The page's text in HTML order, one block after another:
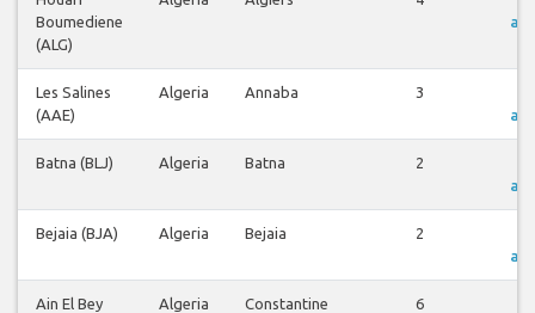
Boumediene
(ALG)
Les Salines
(AAE)
Algeria Annaba 3
Batna (BLJ) Algeria Batna 2
Bejaia (BJA) Algeria Bejaia 2
Ain El Bey
Algeria Constantine 6